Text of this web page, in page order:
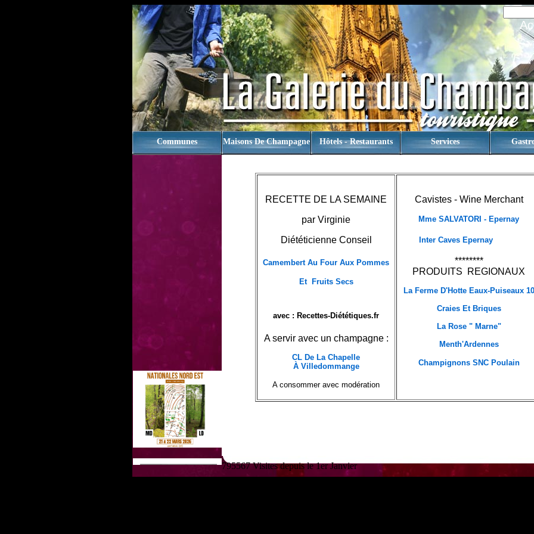
Communes Maisons De Champagne Hôtels - Restaurants Services
RECETTE DE LA SEMAINE
par Virginie
Diététicienne Conseil
Camembert Au Four Aux Pommes
Et Fruits Secs
avec : Recettes-Diététiques.fr
A servir avec un champagne :
CL De La Chapelle
À Villedommange
A consommer avec modération
Cavistes - Wine Merchant
Mme SALVATORI - Epernay
Inter Caves Epernay
********
PRODUITS REGIONAUX
La Ferme D'Hotte Eaux-Puiseaux 10
Craies Et Briques
La Rose " Marne"
Menth'Ardennes
Champignons SNC Poulain
795567 Visites depuis le 1er Janvier